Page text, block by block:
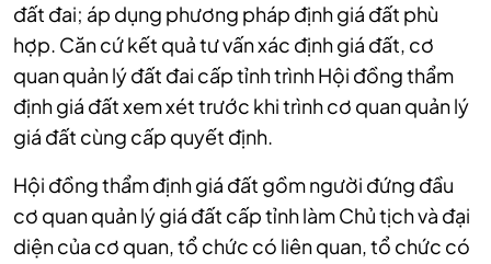
đất đai; áp dụng phương pháp định giá đất phù
hợp. Căn cứ kết quả tư vấn xác định giá đất, cơ
quan quản lý đất đai cấp tỉnh trình Hội đồng thẩm
định giá đất xem xét trước khi trình cơ quan quản lý
giá đất cùng cấp quyết định.
Hội đồng thẩm định giá đất gồm người đứng đầu
cơ quan quản lý giá đất cấp tỉnh làm Chủ tịch và đại
diện của cơ quan, tổ chức có liên quan, tổ chức có